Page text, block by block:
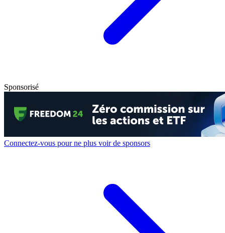
Sponsorisé
Connectez-vous pour ne plus voir de sponsors